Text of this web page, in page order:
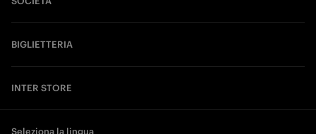
BIGLIETTERIA
INTER STORE
Seleziona la lingua